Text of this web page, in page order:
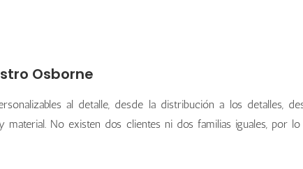
Osborne
al detalle, desde la distribución a los detalles,
material. No existen dos clientes ni dos familias iguales, por